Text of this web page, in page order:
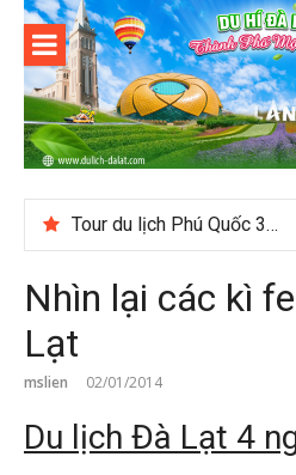
Skip
content
Tour du lịch Phú Quốc 3N3D: Hành trình khám phá đảo Ngọc
Nhìn lại các kì
Lạt
mslien 02/01/2014
Du lịch Đà Lạt 4